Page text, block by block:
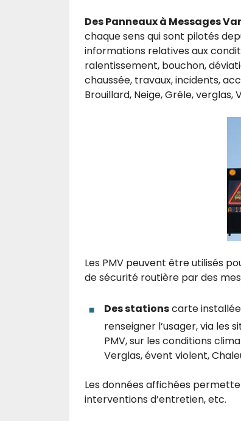
Des Panneaux à Messages
chaque sens qui sont pilotés
informations relatives aux
ralentissement, bouchon,
chaussée, travaux, incidents,
Brouillard, Neige, Grêle,
Les PMV peuvent être utilisés
de sécurité routière par des
Des stationscarte
renseigner l’usager, via les
PMV, sur les conditions
Verglas, évent violent,
Les données affichées
interventions d’entretien, etc.